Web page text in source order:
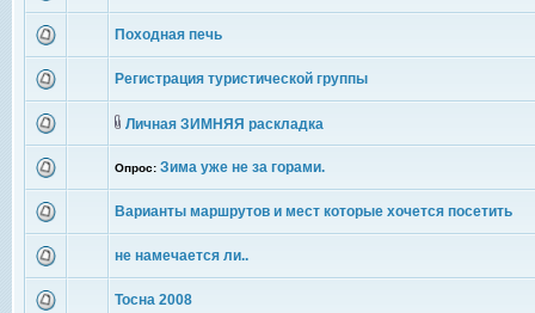
Походная печь
Регистрация туристической группы
Личная ЗИМНЯЯ раскладка
Опрос: Зима уже не за горами.
Варианты маршрутов и мест которые хочется посетить
не намечается ли..
Тосна 2008